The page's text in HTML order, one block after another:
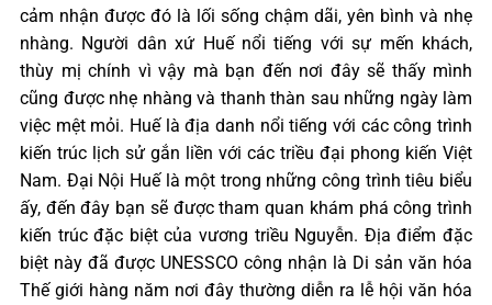
cảm nhận được đó là lối sống chậm dãi, yên bình và nhẹ
nhàng. Người dân xứ Huế nổi tiếng với sự mến khách,
thùy mị chính vì vậy mà bạn đến nơi đây sẽ thấy mình
cũng được nhẹ nhàng và thanh thàn sau những ngày làm
việc mệt mỏi. Huế là địa danh nổi tiếng với các công trình
kiến trúc lịch sử gắn liền với các triều đại phong kiến Việt
Nam. Đại Nội Huế là một trong những công trình tiêu biểu
ấy, đến đây bạn sẽ được tham quan khám phá công trình
kiến trúc đặc biệt của vương triều Nguyễn. Địa điểm đặc
biệt này đã được UNESSCO công nhận là Di sản văn hóa
Thế giới hàng năm nơi đây thường diễn ra lễ hội văn hóa